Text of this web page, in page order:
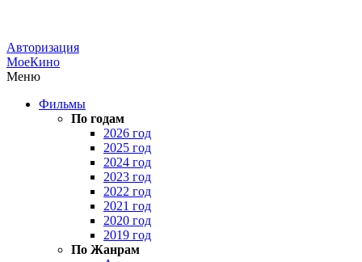
Авторизация
МоеКино
Меню
Фильмы
По годам
2026 год
2025 год
2024 год
2023 год
2022 год
2021 год
2020 год
2019 год
По Жанрам